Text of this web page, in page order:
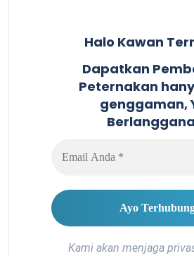
Halo Kawan
Dapatkan
Peternakan
genggaman,
Kami akan menjaga